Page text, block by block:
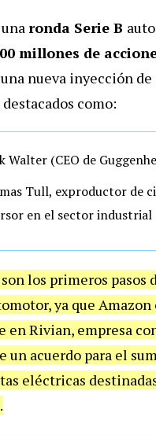
ronda Serie B
millones de
nueva inyección
como:
Walter (CEO de
Tull, exproductor de
en el sector industrial
los primeros pasos
ya que
en Rivian, empresa
un acuerdo para el
eléctricas